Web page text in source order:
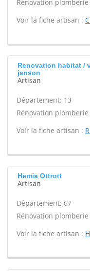
Rénovation
Voir la fiche artisan :
Renovation habitat /
janson
Artisan
Département: 13
Rénovation
Voir la fiche artisan :
Hemia Ottrott
Artisan
Département: 67
Rénovation
Voir la fiche artisan :